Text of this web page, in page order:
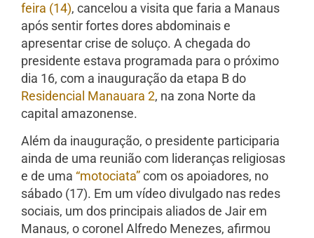
feira (14), cancelou a visita que faria a Manaus
após sentir fortes dores abdominais e
apresentar crise de soluço. A chegada do
presidente estava programada para o próximo
dia 16, com a inauguração da etapa B do
Residencial Manauara 2, na zona Norte da
capital amazonense.
Além da inauguração, o presidente participaria
ainda de uma reunião com lideranças religiosas
e de uma “motociata”com os apoiadores, no
sábado (17). Em um vídeo divulgado nas redes
sociais, um dos principais aliados de Jair em
Manaus, o coronel Alfredo Menezes, afirmou